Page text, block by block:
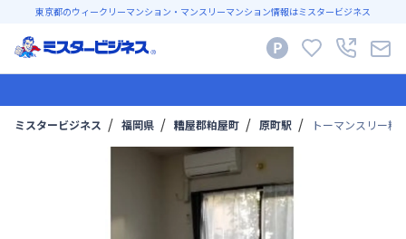
東京都のウィークリーマンション・マンスリーマンション情報はミスタービジネス
ミスタービジネス 福岡県 糟屋郡粕屋町 原町駅 トーマンスリー